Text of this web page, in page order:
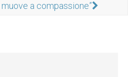
a compassione”